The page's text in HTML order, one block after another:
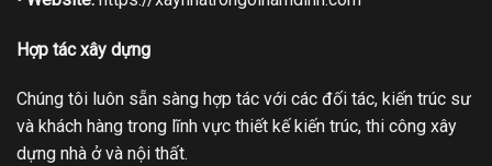
Hợp tác xây dựng
Chúng tôi luôn sẵn sàng hợp tác với các đối tác, kiến trúc sư
và khách hàng trong lĩnh vực thiết kế kiến trúc, thi công xây
dựng nhà ở và nội thất.